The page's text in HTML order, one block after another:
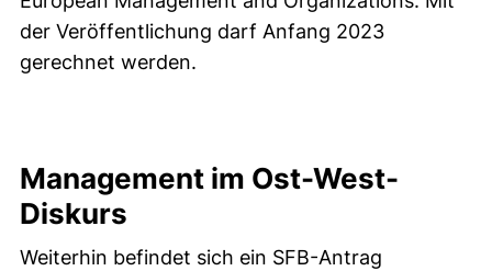
der Veröffentlichung darf Anfang 2023
gerechnet werden.
Management im Ost-West-
Diskurs
Weiterhin befindet sich ein SFB-Antrag